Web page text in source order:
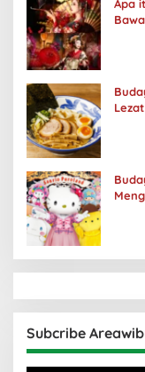
Apa
Lezat
Subcribe